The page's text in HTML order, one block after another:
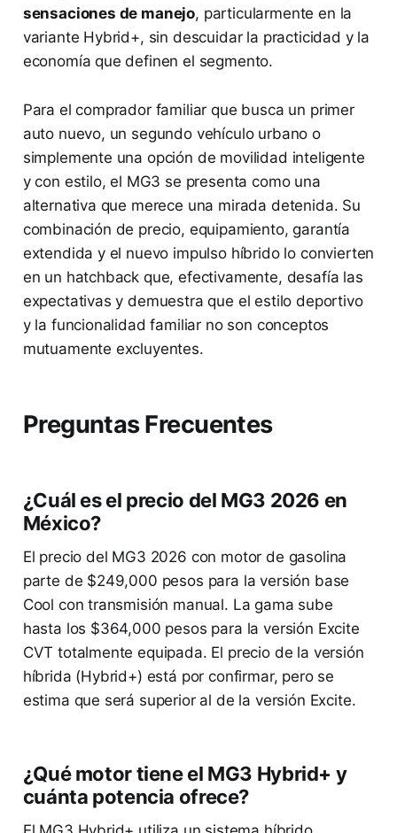
sensaciones de manejo, particularmente en la
variante Hybrid+, sin descuidar la practicidad y la
economía que definen el segmento.
Para el comprador familiar que busca un primer
auto nuevo, un segundo vehículo urbano o
simplemente una opción de movilidad inteligente
y con estilo, el MG3 se presenta como una
alternativa que merece una mirada detenida. Su
combinación de precio, equipamiento, garantía
extendida y el nuevo impulso híbrido lo convierten
en un hatchback que, efectivamente, desafía las
expectativas y demuestra que el estilo deportivo
y la funcionalidad familiar no son conceptos
mutuamente excluyentes.
Preguntas Frecuentes
¿Cuál es el precio del MG3 2026 en
México?
El precio del MG3 2026 con motor de gasolina
parte de $249,000 pesos para la versión base
Cool con transmisión manual. La gama sube
hasta los $364,000 pesos para la versión Excite
CVT totalmente equipada. El precio de la versión
híbrida (Hybrid+) está por confirmar, pero se
estima que será superior al de la versión Excite.
¿Qué motor tiene el MG3 Hybrid+ y
cuánta potencia ofrece?